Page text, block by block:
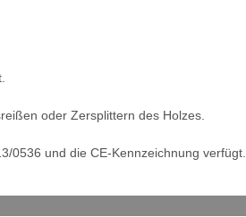
oder Zersplittern des Holzes.
0536 und die CE-Kennzeichnung verfügt.